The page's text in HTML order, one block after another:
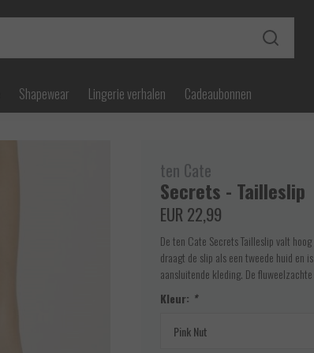
Shapewear Lingerie verhalen Cadeaubonnen
ten Cate
Secrets - Tailleslip
EUR 22,99
De ten Cate Secrets Tailleslip valt
draagt de slip als een tweede huid en
aansluitende kleding. De
Kleur: *